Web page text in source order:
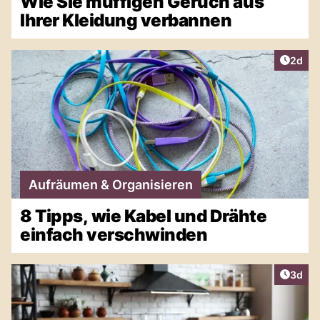
Ihrer Kleidung verbannen
2d
Aufräumen & Organisieren
8 Tipps, wie Kabel und Drähte
einfach verschwinden
3d